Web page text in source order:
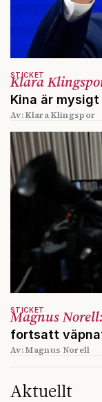
Klara
Kina är mysigt
STICKET
Av: Klara Klingspor
Magnus Norell:
fortsatt
STICKET
Av: Magnus Norell
Aktuellt